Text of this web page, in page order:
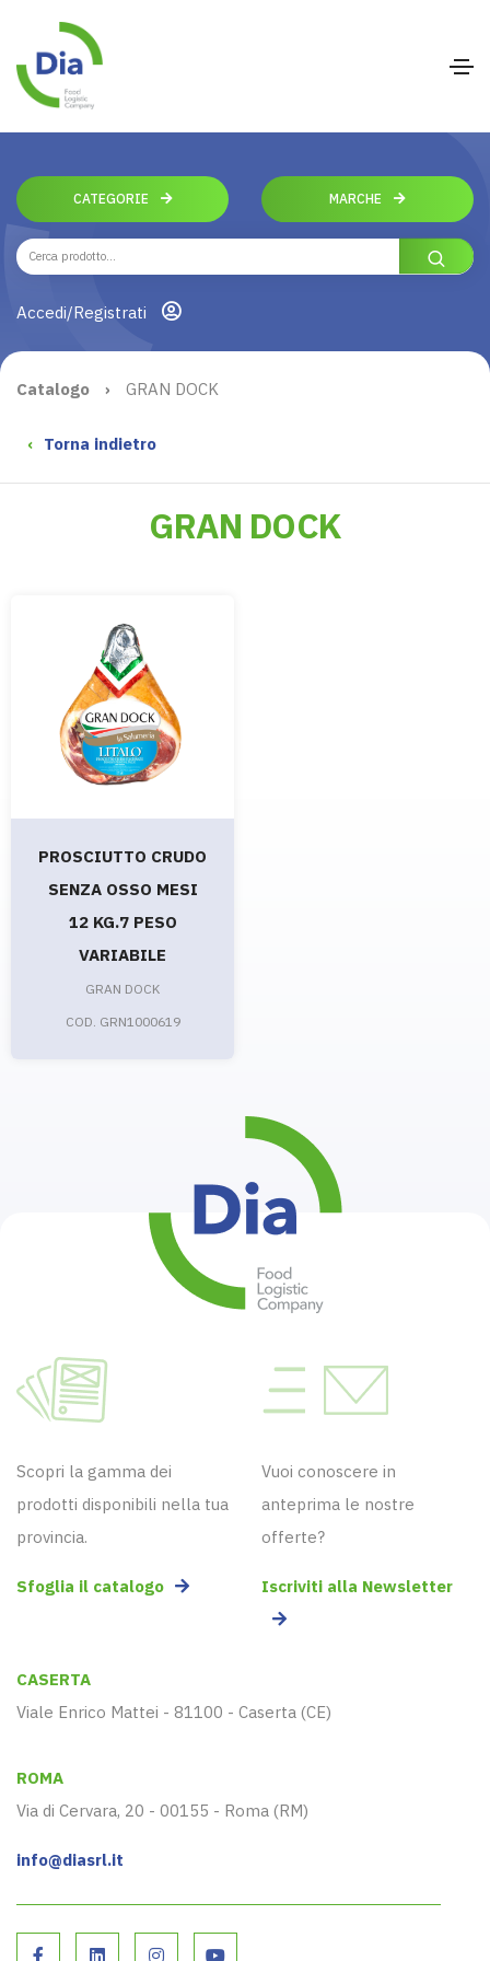
CATEGORIE MARCHE
Accedi/Registrati
Catalogo › GRAN DOCK
‹ Torna indietro
GRAN DOCK
PROSCIUTTO CRUDO
SENZA OSSO MESI
12 KG.7 PESO
VARIABILE
GRAN DOCK
COD. GRN1000619
Scopri la gamma dei
prodotti disponibili nella tua
provincia.
Sfoglia il catalogo
Vuoi conoscere in
anteprima le nostre
offerte?
Iscriviti alla Newsletter
CASERTA
Viale Enrico Mattei - 81100 - Caserta (CE)
ROMA
Via di Cervara, 20 - 00155 - Roma (RM)
info@diasrl.it